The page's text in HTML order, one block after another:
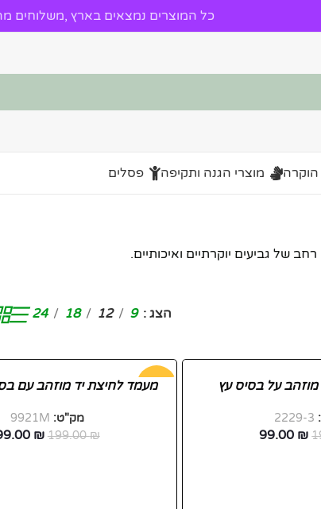
כל המוצרים נמצאים בארץ ,משלוחים
הוקרה מוצרי הגנה ותקיפה פסלים
של גביעים יוקרתיים ואיכותיים.
הצג 9
12
18
24
על בסיס עץ
2229-3
99.00 ₪
-50%
מעמד לחיצת יד מוזהב עם
מק"ט: 9921M
199.00₪
₪